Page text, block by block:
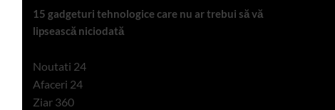
15 gadgeturi tehnologice care nu ar trebui să vă
lipsească niciodată
Noutati 24
Afaceri 24
Ziar 360